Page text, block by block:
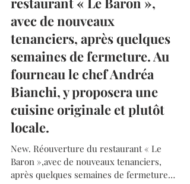
31 janv.
1 min de lecture
New. Réouverture du
restaurant « Le Baron »,
avec de nouveaux
tenanciers, après quelques
semaines de fermeture. Au
fourneau le chef Andréa
Bianchi, y proposera une
cuisine originale et plutôt
locale.